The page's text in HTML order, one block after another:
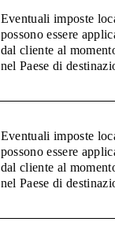
Eventuali imposte
possono essere
dal cliente al
nel Paese di
Eventuali imposte
possono essere
dal cliente al
nel Paese di